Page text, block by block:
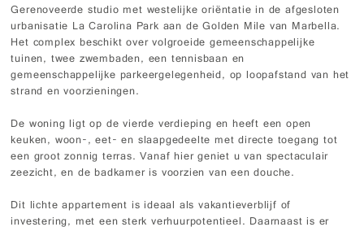
Gerenoveerde studio met westelijke oriëntatie in de afgesloten
urbanisatie La Carolina Park aan de Golden Mile van Marbella.
Het complex beschikt over volgroeide gemeenschappelijke
tuinen, twee zwembaden, een tennisbaan en
gemeenschappelijke parkeergelegenheid, op loopafstand van het
strand en voorzieningen.
De woning ligt op de vierde verdieping en heeft een open
keuken, woon-, eet- en slaapgedeelte met directe toegang tot
een groot zonnig terras. Vanaf hier geniet u van spectaculair
zeezicht, en de badkamer is voorzien van een douche.
Dit lichte appartement is ideaal als vakantieverblijf of
investering, met een sterk verhuurpotentieel. Daarnaast is er